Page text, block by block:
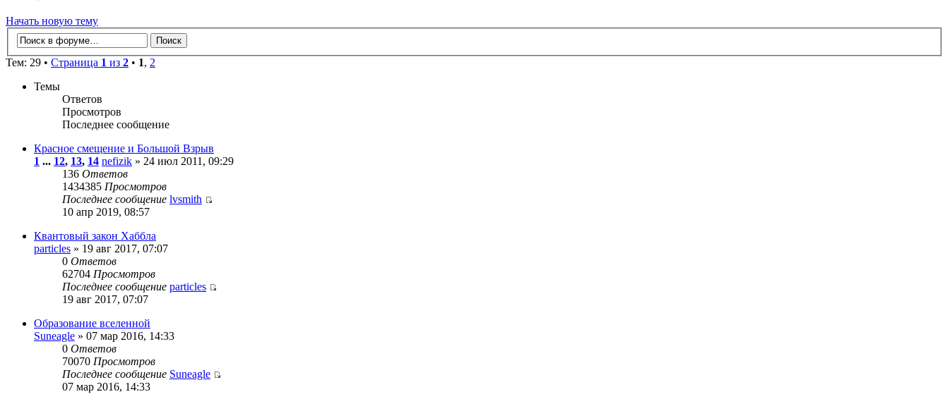
Начать новую тему
Тем: 29 • Страница 1 из 2 • 1, 2
Темы
Ответов
Просмотров
Последнее сообщение
Красное смещение и Большой Взрыв
1 ... 12, 13, 14 nefizik » 24 июл 2011, 09:29
136 Ответов
1434385 Просмотров
Последнее сообщение lvsmith
10 апр 2019, 08:57
Квантовый закон Хаббла
particles » 19 авг 2017, 07:07
0 Ответов
62704 Просмотров
Последнее сообщение particles
19 авг 2017, 07:07
Образование вселенной
Suneagle » 07 мар 2016, 14:33
0 Ответов
70070 Просмотров
Последнее сообщение Suneagle
07 мар 2016, 14:33